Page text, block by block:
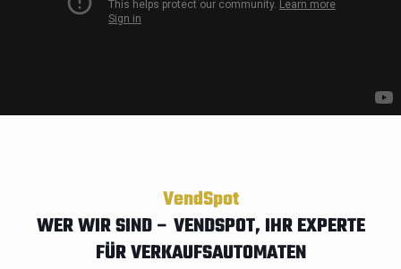
VendSpot
WER WIR SIND – VENDSPOT, IHR EXPERTE
FÜR VERKAUFSAUTOMATEN